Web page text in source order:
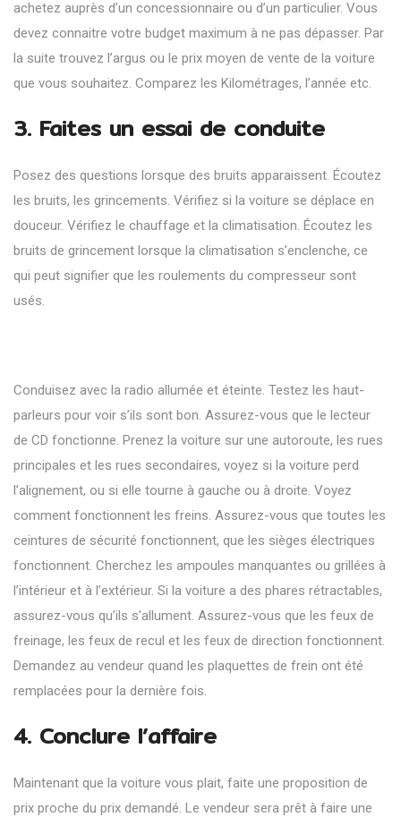
achetez auprès d’un concessionnaire ou d’un particulier. Vous
devez connaitre votre budget maximum à ne pas dépasser. Par
la suite trouvez l’argus ou le prix moyen de vente de la voiture
que vous souhaitez. Comparez les Kilométrages, l’année etc.
3. Faites un essai de conduite
Posez des questions lorsque des bruits apparaissent. Écoutez
les bruits, les grincements. Vérifiez si la voiture se déplace en
douceur. Vérifiez le chauffage et la climatisation. Écoutez les
bruits de grincement lorsque la climatisation s’enclenche, ce
qui peut signifier que les roulements du compresseur sont
usés.
Conduisez avec la radio allumée et éteinte. Testez les haut-
parleurs pour voir s’ils sont bon. Assurez-vous que le lecteur
de CD fonctionne. Prenez la voiture sur une autoroute, les rues
principales et les rues secondaires, voyez si la voiture perd
l’alignement, ou si elle tourne à gauche ou à droite. Voyez
comment fonctionnent les freins. Assurez-vous que toutes les
ceintures de sécurité fonctionnent, que les sièges électriques
fonctionnent. Cherchez les ampoules manquantes ou grillées à
l’intérieur et à l’extérieur. Si la voiture a des phares rétractables,
assurez-vous qu’ils s’allument. Assurez-vous que les feux de
freinage, les feux de recul et les feux de direction fonctionnent.
Demandez au vendeur quand les plaquettes de frein ont été
remplacées pour la dernière fois.
4. Conclure l’affaire
Maintenant que la voiture vous plait, faite une proposition de
prix proche du prix demandé. Le vendeur sera prêt à faire une